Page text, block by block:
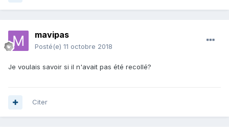
mavipas
Posté(e) 11 octobre 2018
Je voulais savoir si il n'avait pas été recollé?
Citer